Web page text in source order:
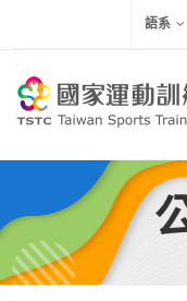
語系